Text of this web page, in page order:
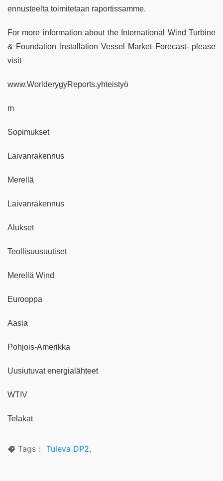
ennusteelta toimitetaan raportissamme.
For more information about the International Wind Turbine
& Foundation Installation Vessel Market Forecast- please
visit
www.WorlderygyReports.yhteistyö
m
Sopimukset
Laivanrakennus
Merellä
Laivanrakennus
Alukset
Teollisuusuutiset
Merellä Wind
Eurooppa
Aasia
Pohjois-Amerikka
Uusiutuvat energialähteet
WTIV
Telakat
Tags： Tuleva DP2,